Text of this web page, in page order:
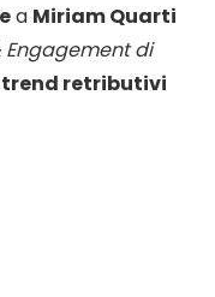
a Miriam Quarti
Engagement di
trend retributivi